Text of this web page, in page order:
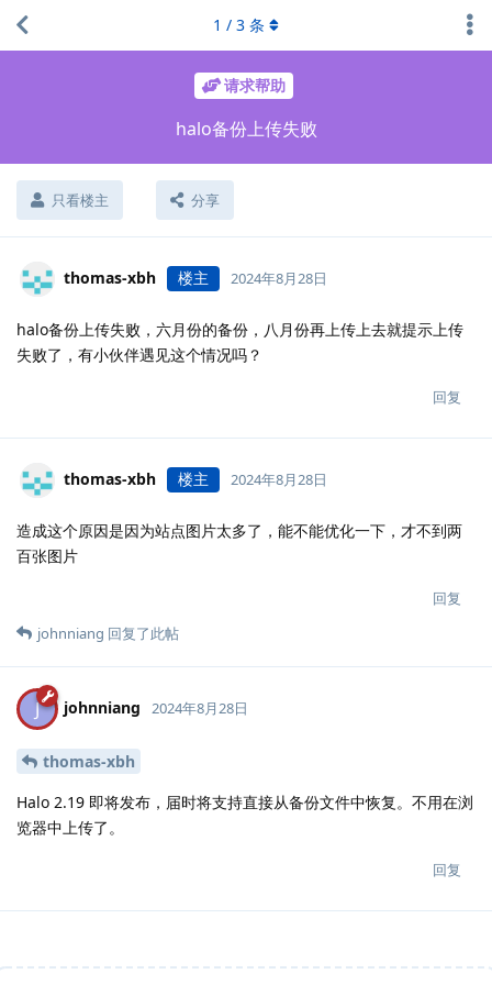
请求帮助
halo备份上传失败
只看楼主 分享
1 / 3 条
thomas-xbh 楼主 2024年8月28日
halo备份上传失败，六月份的备份，八月份再上传上去就提示上传
失败了，有小伙伴遇见这个情况吗？
回复
thomas-xbh 楼主 2024年8月28日
造成这个原因是因为站点图片太多了，能不能优化一下，才不到两
百张图片
回复
johnniang 回复了此帖
J johnniang 2024年8月28日
thomas-xbh
Halo 2.19 即将发布，届时将支持直接从备份文件中恢复。不用在浏
览器中上传了。
回复